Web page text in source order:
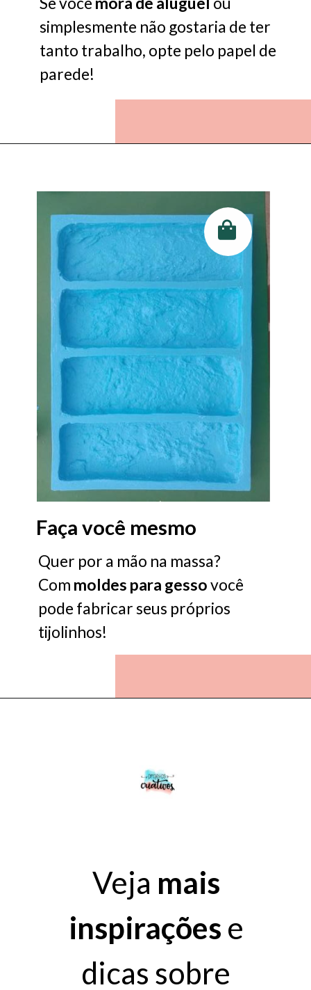
simplesmente não gostaria de ter
tanto trabalho, opte pelo papel de
parede!
Quer por a mão na massa?
Com moldes para gessovocê
pode fabricar seus próprios
tijolinhos!
Faça você mesmo
Veja mais
inspirações e
dicas sobre